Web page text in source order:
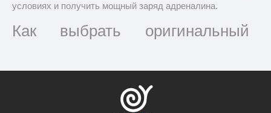
условиях и получить мощный заряд адреналина.
Как выбрать оригинальный